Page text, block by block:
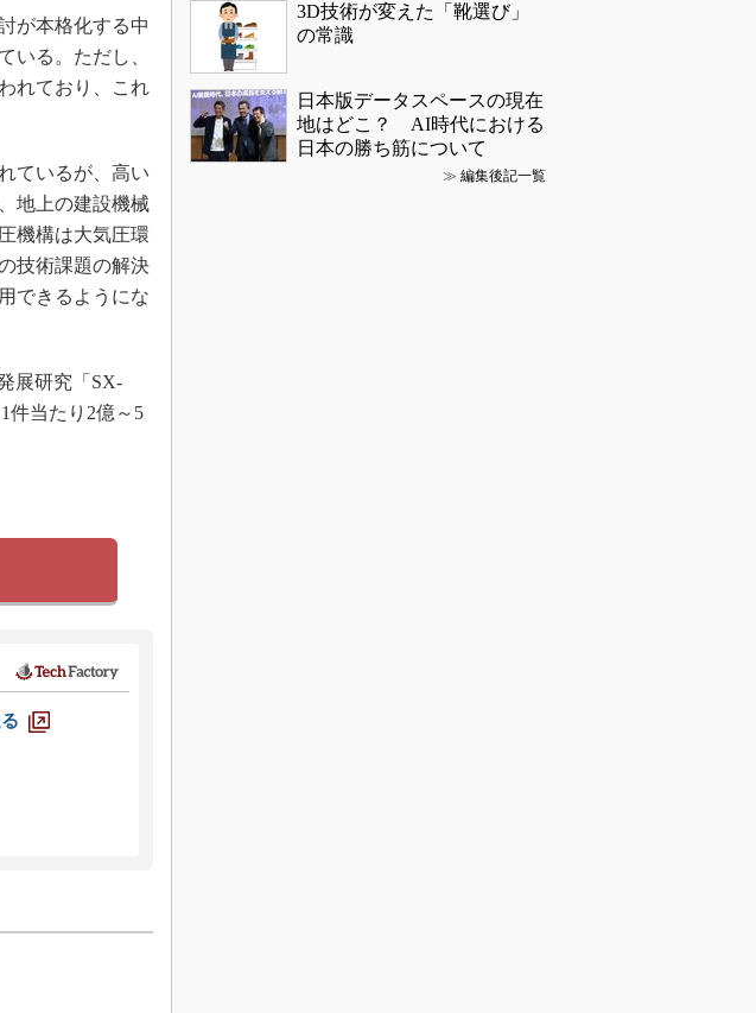
が本格化する中
いる。ただし、
れており、これ
ているが、高い
地上の建設機械
機構は大気圧環
技術課題の解決
できるようにな
展研究「SX-
件当たり2億～5
3D技術が変えた「靴選び」
の常識
日本版データスペースの現在
地はどこ？ AI時代における
日本の勝ち筋について
≫ 編集後記一覧